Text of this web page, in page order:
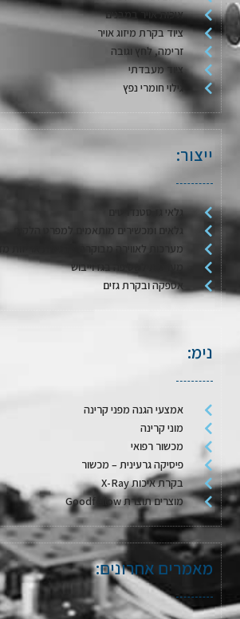
איכות אויר במבנים
ציוד בקרת מיזוג אויר
זרימה, לחץ וגובה
ציוד מעבדתי
גילוי חומרי נפץ
ייצור:
גלאי גז סטנדרטים
גלאים ומכשירים מותאמים למפרט הלקוח
מערכות לאווירה מבוקרת / דגימת אריזות מזון
מערכות לשטיפה בגז וייבוש
אספקה ובקרת גזים
נימ:
אמצעי הגנה מפני קרינה
מוני קרינה
מכשור רפואי
פיסיקה גרעינית – מכשור
בקרת איכות X-Ray
מוצרים תוצרת Goodfellow
מאמרים אחרונים: